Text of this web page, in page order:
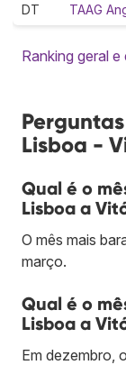
DT TAAG
Ranking geral
Lisboa -
Qual é o
Lisboa a
O mês mais
março.
Qual é o
Lisboa a
Em dezembro,